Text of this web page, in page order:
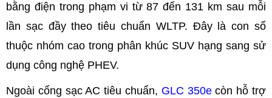
bằng điện trong phạm vi từ 87 đến 131 km sau mỗi
lần sạc đầy theo tiêu chuẩn WLTP. Đây là con số
thuộc nhóm cao trong phân khúc SUV hạng sang sử
dụng công nghệ PHEV.
Ngoài cổng sạc AC tiêu chuẩn, GLC 350ecòn hỗ trợ